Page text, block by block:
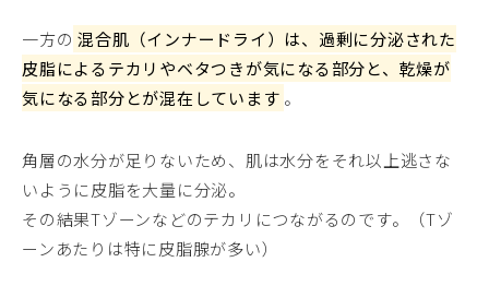
一方の 混合肌（インナードライ）は、過剰に分泌された
皮脂によるテカリやベタつきが気になる部分と、乾燥が
気になる部分とが混在しています 。
角層の水分が足りないため、肌は水分をそれ以上逃さな
いように皮脂を大量に分泌。
その結果Tゾーンなどのテカリにつながるのです。（Tゾ
ーンあたりは特に皮脂腺が多い）